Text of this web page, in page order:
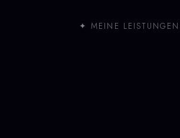
✦ MEINE LEISTUNGEN